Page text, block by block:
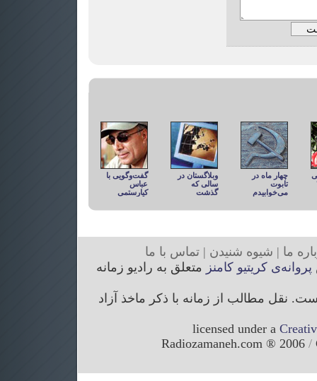
چهار ماه در
تابوت
می‌خوابیدم
وبلاگستان در
سالی که
گذشت
گفت‌وگویی با
عباس
کیارستمی
ه ما | شیوه شنیدن |تماس با ما
پروانه‌ی کریتیو کامنز متعلق به رادیو زمانه
نقل مطالب از زمانه با ذکر ماخذ آزاد
licensed under a
/